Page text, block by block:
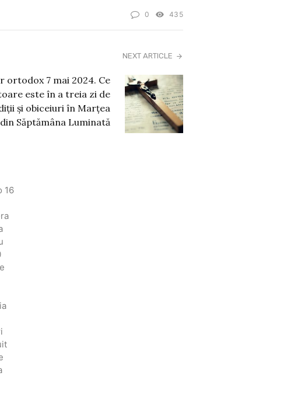
0 435
NEXT ARTICLE
ortodox 7 mai 2024. Ce
este în a treia zi de
și obiceiuri în Marțea
Săptămâna Luminată
16